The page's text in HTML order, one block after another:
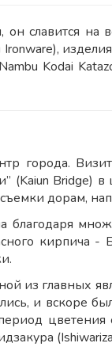
славится на
Kodai
города.
(Kaiun Bridge)
дорам,
кирпича -
из главных
и вскоре